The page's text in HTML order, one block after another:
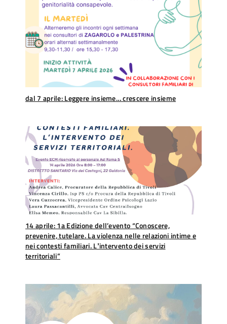
dal 7 aprile: Leggere insieme… crescere insieme
14 aprile: 1a Edizione dell’evento “Conoscere,
prevenire, tutelare. La violenza nelle relazioni intime e
nei contesti familiari. Lʼintervento dei servizi
territoriali”